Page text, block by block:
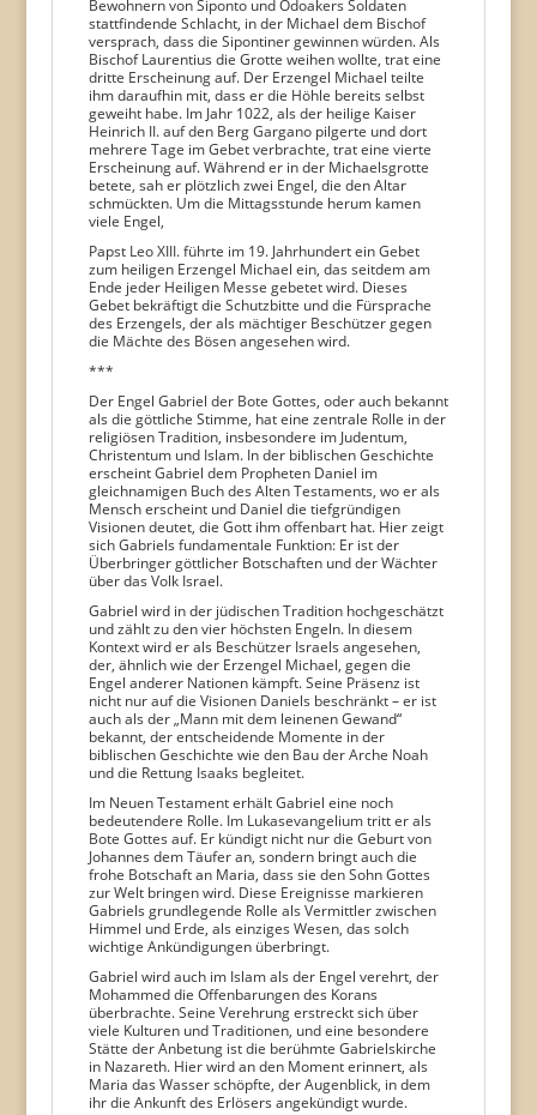
Bewohnern von Siponto und Odoakers Soldaten
stattfindende Schlacht, in der Michael dem Bischof
versprach, dass die Sipontiner gewinnen würden. Als
Bischof Laurentius die Grotte weihen wollte, trat eine
dritte Erscheinung auf. Der Erzengel Michael teilte
ihm daraufhin mit, dass er die Höhle bereits selbst
geweiht habe. Im Jahr 1022, als der heilige Kaiser
Heinrich II. auf den Berg Gargano pilgerte und dort
mehrere Tage im Gebet verbrachte, trat eine vierte
Erscheinung auf. Während er in der Michaelsgrotte
betete, sah er plötzlich zwei Engel, die den Altar
schmückten. Um die Mittagsstunde herum kamen
viele Engel,
Papst Leo XIII. führte im 19. Jahrhundert ein Gebet
zum heiligen Erzengel Michael ein, das seitdem am
Ende jeder Heiligen Messe gebetet wird. Dieses
Gebet bekräftigt die Schutzbitte und die Fürsprache
des Erzengels, der als mächtiger Beschützer gegen
die Mächte des Bösen angesehen wird.
***
Der Engel Gabriel der Bote Gottes, oder auch bekannt
als die göttliche Stimme, hat eine zentrale Rolle in der
religiösen Tradition, insbesondere im Judentum,
Christentum und Islam. In der biblischen Geschichte
erscheint Gabriel dem Propheten Daniel im
gleichnamigen Buch des Alten Testaments, wo er als
Mensch erscheint und Daniel die tiefgründigen
Visionen deutet, die Gott ihm offenbart hat. Hier zeigt
sich Gabriels fundamentale Funktion: Er ist der
Überbringer göttlicher Botschaften und der Wächter
über das Volk Israel.
Gabriel wird in der jüdischen Tradition hochgeschätzt
und zählt zu den vier höchsten Engeln. In diesem
Kontext wird er als Beschützer Israels angesehen,
der, ähnlich wie der Erzengel Michael, gegen die
Engel anderer Nationen kämpft. Seine Präsenz ist
nicht nur auf die Visionen Daniels beschränkt – er ist
auch als der „Mann mit dem leinenen Gewand“
bekannt, der entscheidende Momente in der
biblischen Geschichte wie den Bau der Arche Noah
und die Rettung Isaaks begleitet.
Im Neuen Testament erhält Gabriel eine noch
bedeutendere Rolle. Im Lukasevangelium tritt er als
Bote Gottes auf. Er kündigt nicht nur die Geburt von
Johannes dem Täufer an, sondern bringt auch die
frohe Botschaft an Maria, dass sie den Sohn Gottes
zur Welt bringen wird. Diese Ereignisse markieren
Gabriels grundlegende Rolle als Vermittler zwischen
Himmel und Erde, als einziges Wesen, das solch
wichtige Ankündigungen überbringt.
Gabriel wird auch im Islam als der Engel verehrt, der
Mohammed die Offenbarungen des Korans
überbrachte. Seine Verehrung erstreckt sich über
viele Kulturen und Traditionen, und eine besondere
Stätte der Anbetung ist die berühmte Gabrielskirche
in Nazareth. Hier wird an den Moment erinnert, als
Maria das Wasser schöpfte, der Augenblick, in dem
ihr die Ankunft des Erlösers angekündigt wurde.